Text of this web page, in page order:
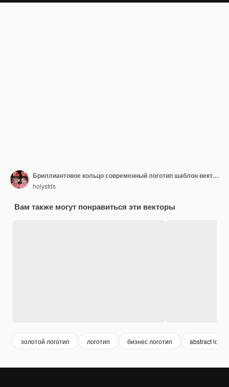
Бриллиантовое кольцо современный логотип шаблон вектор
holystds
Вам также могут понравиться эти векторы
золотой логотип логотип бизнес логотип abstract logo